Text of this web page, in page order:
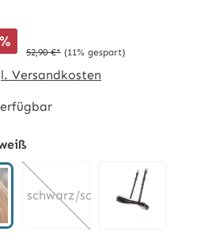
%
52,90 €* (11% gespart)
Versandkosten
schwarz/schwarz